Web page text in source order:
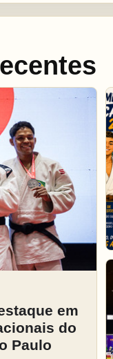
em
do
Paulo